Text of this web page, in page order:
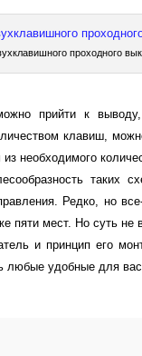
проходного
прийти к
клавиш,
необходимого
таких
Редко, но
пяти мест. Но суть не
и принцип его
любые удобные для